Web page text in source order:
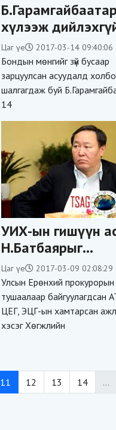
хүлээж
хариуцлагыг хүү,
хоёр нь хүлээх үү?
Цаг үе 2017-03-14 09:40:06
Бондын мөнгийг зүй бусаар
зарцуулсан асуудалд
шалгагдаж буй
14
УИХ-ын гишүүн
Н.Батбаярыг
яллагдагчаар
Цаг үе 2017-03-09 02:08:29
Улсын Ерөнхий прокурорын
тушаалаар байгуулагдсан
ЦЕГ, ЭЦГ-ын хамтарсан
хэсэг Хөгжлийн
11 12 13 14 ...